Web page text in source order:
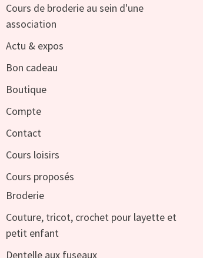
Cours de broderie au sein d'une
association
Actu & expos
Bon cadeau
Boutique
Compte
Contact
Cours loisirs
Cours proposés
Broderie
Couture, tricot, crochet pour layette et
petit enfant
Dentelle aux fuseaux